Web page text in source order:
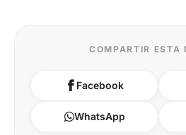
COMPARTIR ESTA
Facebook
WhatsApp